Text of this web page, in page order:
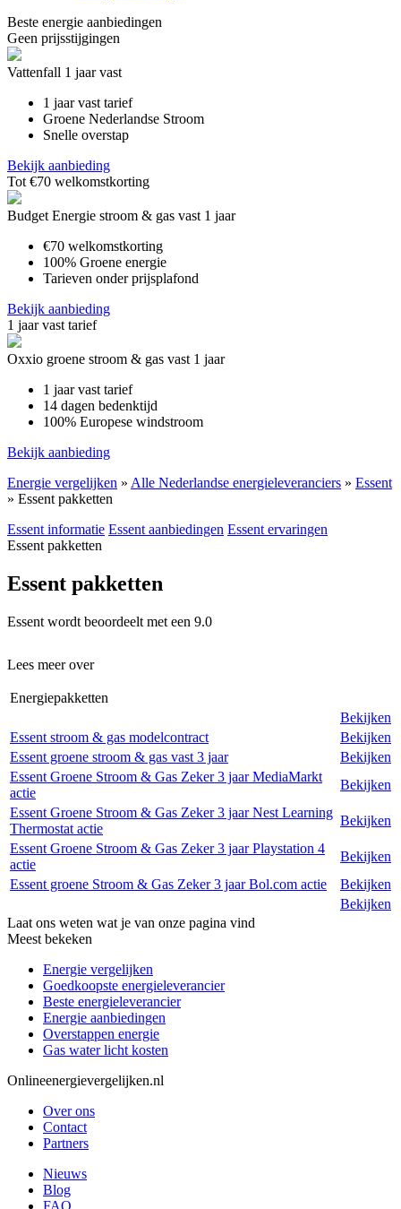
Beste energie aanbiedingen
Geen prijsstijgingen
Vattenfall 1 jaar vast
1 jaar vast tarief
Groene Nederlandse Stroom
Snelle overstap
Bekijk aanbieding
Tot €70 welkomstkorting
Budget Energie stroom & gas vast 1 jaar
€70 welkomstkorting
100% Groene energie
Tarieven onder prijsplafond
Bekijk aanbieding
1 jaar vast tarief
Oxxio groene stroom & gas vast 1 jaar
1 jaar vast tarief
14 dagen bedenktijd
100% Europese windstroom
Bekijk aanbieding
Energie vergelijken » Alle Nederlandse energieleveranciers » Essent
» Essent pakketten
Essent informatie Essent aanbiedingen Essent ervaringen
Essent pakketten
Essent pakketten
Essent wordt beoordeelt met een 9.0
Lees meer over
Energiepakketten
Bekijken
Essent stroom & gas modelcontract
Bekijken
Essent groene stroom & gas vast 3 jaar
Bekijken
Essent Groene Stroom & Gas Zeker 3 jaar MediaMarkt
actie
Bekijken
Essent Groene Stroom & Gas Zeker 3 jaar Nest Learning
Thermostat actie
Bekijken
Essent Groene Stroom & Gas Zeker 3 jaar Playstation 4
actie
Bekijken
Essent groene Stroom & Gas Zeker 3 jaar Bol.com actie
Bekijken
Bekijken
Laat ons weten wat je van onze pagina vind
Meest bekeken
Energie vergelijken
Goedkoopste energieleverancier
Beste energieleverancier
Energie aanbiedingen
Overstappen energie
Gas water licht kosten
Onlineenergievergelijken.nl
Over ons
Contact
Partners
Nieuws
Blog
FAQ